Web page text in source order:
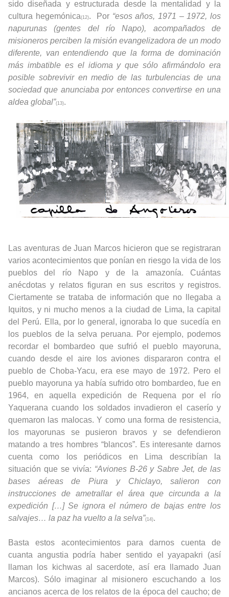
sido diseñada y estructurada desde la mentalidad y la
cultura hegemónica(12). Por “esos años, 1971 – 1972, los
napurunas (gentes del río Napo), acompañados de
misioneros perciben la misión evangelizadora de un modo
diferente, van entendiendo que la forma de dominación
más imbatible es el idioma y que sólo afirmándolo era
posible sobrevivir en medio de las turbulencias de una
sociedad que anunciaba por entonces convertirse en una
aldea global”(13).
Las aventuras de Juan Marcos hicieron que se registraran
varios acontecimientos que ponían en riesgo la vida de los
pueblos del río Napo y de la amazonía. Cuántas
anécdotas y relatos figuran en sus escritos y registros.
Ciertamente se trataba de información que no llegaba a
Iquitos, y ni mucho menos a la ciudad de Lima, la capital
del Perú. Ella, por lo general, ignoraba lo que sucedía en
los pueblos de la selva peruana. Por ejemplo, podemos
recordar el bombardeo que sufrió el pueblo mayoruna,
cuando desde el aire los aviones dispararon contra el
pueblo de Choba-Yacu, era ese mayo de 1972. Pero el
pueblo mayoruna ya había sufrido otro bombardeo, fue en
1964, en aquella expedición de Requena por el río
Yaquerana cuando los soldados invadieron el caserío y
quemaron las malocas. Y como una forma de resistencia,
los mayorunas se pusieron bravos y se defendieron
matando a tres hombres “blancos”. Es interesante darnos
cuenta como los periódicos en Lima describían la
situación que se vivía: “Aviones B-26 y Sabre Jet, de las
bases aéreas de Piura y Chiclayo, salieron con
instrucciones de ametrallar el área que circunda a la
expedición […] Se ignora el número de bajas entre los
salvajes… la paz ha vuelto a la selva”(14).
Basta estos acontecimientos para darnos cuenta de
cuanta angustia podría haber sentido el yayapakri (así
llaman los kichwas al sacerdote, así era llamado Juan
Marcos). Sólo imaginar al misionero escuchando a los
ancianos acerca de los relatos de la época del caucho; de